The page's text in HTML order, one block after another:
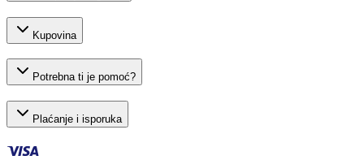
Kupovina
Potrebna ti je pomoć?
Plaćanje i isporuka